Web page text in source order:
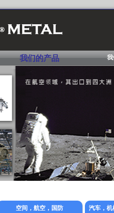
我们的产品
空间，航空，国防 汽车，